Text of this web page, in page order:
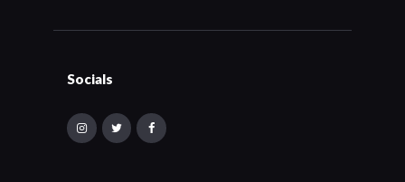
Socials